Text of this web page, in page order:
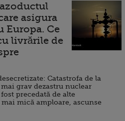
asigura
Europa. Ce
livrările de
Catastrofa de la
grav dezastru nuclear
precedată de alte
mică amploare, ascunse